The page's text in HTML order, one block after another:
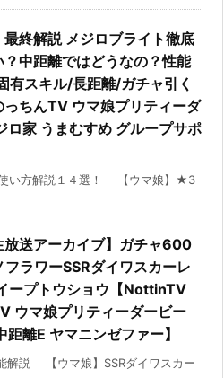
最終解説 メジロブライト徹底
？中距離ではどうなの？性能
有スキル/長距離/ガチャ引く
っちんTV ウマ娘プリティーダ
ロ家 うまむすめ グループサポ
使い方解説１４選！ 【ウマ娘】★3
放送アーカイブ】ガチャ600
ラワーSSRダイワスカーレ
ープトウショウ【NottinTV
ウマ娘プリティーダービー
距離E ヤマニンゼファー】
解説 【ウマ娘】SSRダイワスカー